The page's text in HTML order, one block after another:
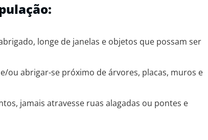
longe de janelas e objetos que possam ser
ou abrigar-se próximo de árvores, placas, muros e
jamais atravesse ruas alagadas ou pontes e